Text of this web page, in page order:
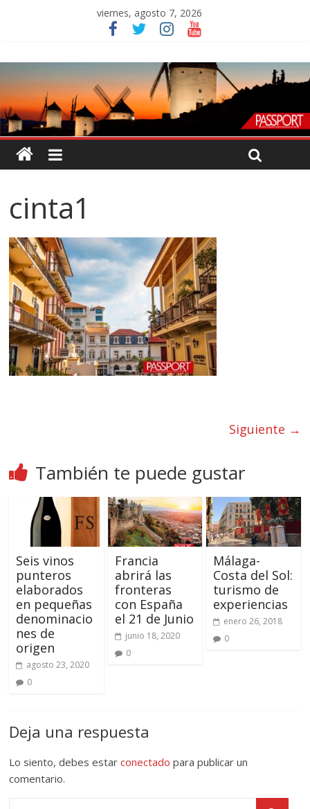
viernes, agosto 7, 2026
cinta1
Siguiente →
También te puede gustar
Seis vinos
punteros
elaborados
en pequeñas
denominacio
nes de
origen
agosto 23, 2020
0
Francia
abrirá las
fronteras
con España
el 21 de Junio
junio 18, 2020
0
Málaga-
Costa del Sol:
turismo de
experiencias
enero 26, 2018
0
Deja una respuesta
Lo siento, debes estarconectado para publicar un
comentario.